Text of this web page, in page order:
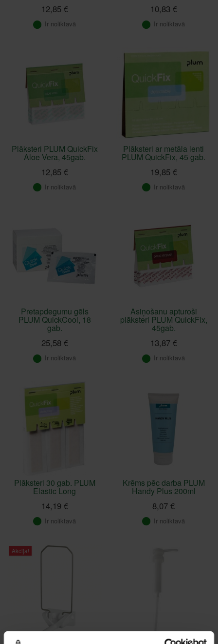
12,85 €
Ir noliktavā
10,83 €
Ir noliktavā
Plāksteri PLUM QuickFix
Aloe Vera, 45gab.
12,85 €
Ir noliktavā
Plāksteri ar metāla lenti
PLUM QuickFix, 45 gab.
19,85 €
Ir noliktavā
Pretapdegumu gēls
PLUM QuickCool, 18
gab.
25,58 €
Ir noliktavā
Asiņošanu apturoši
plāksteri PLUM QuickFix,
45gab.
13,87 €
Ir noliktavā
Plāksteri 30 gab. PLUM
Elastic Long
14,19 €
Ir noliktavā
Krēms pēc darba PLUM
Handy Plus 200ml
8,07 €
Ir noliktavā
Akcija!